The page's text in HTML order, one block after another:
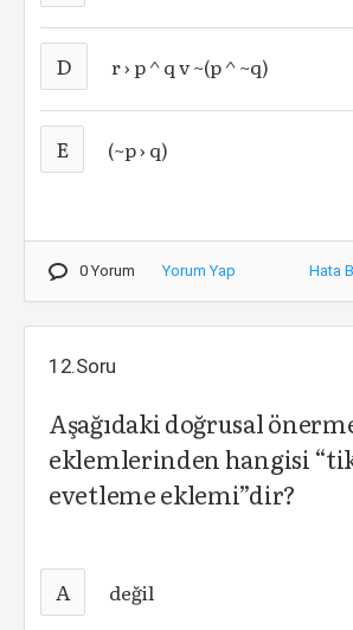
D r › p ^ q v ~(p ^ ~q)
E (~p › q)
0 Yorum Yorum Yap Hata
12.Soru
Aşağıdaki doğrusal
eklemlerinden hangisi
evetleme eklemi”dir?
A değil